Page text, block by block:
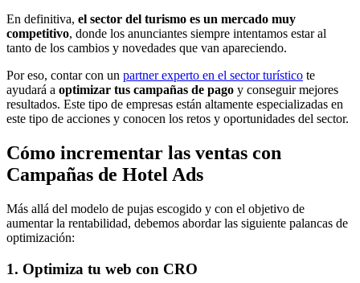
En definitiva, el sector del turismo es un mercado muy
competitivo, donde los anunciantes siempre intentamos estar al
tanto de los cambios y novedades que van apareciendo.
Por eso, contar con un partner experto en el sector turístico te
ayudará a optimizar tus campañas de pago y conseguir mejores
resultados. Este tipo de empresas están altamente especializadas en
este tipo de acciones y conocen los retos y oportunidades del sector.
Cómo incrementar las ventas con
Campañas de Hotel Ads
Más allá del modelo de pujas escogido y con el objetivo de
aumentar la rentabilidad, debemos abordar las siguiente palancas de
optimización:
1. Optimiza tu web con CRO